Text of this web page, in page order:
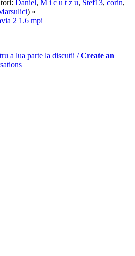
Daniel, M i c u t z u, Stef13, corin,
) »
2 1.6 mpi
a lua parte la discutii /Create an